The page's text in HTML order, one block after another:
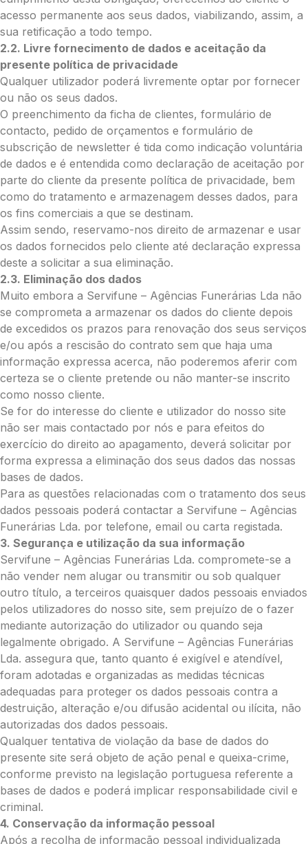
Envie Flores
Maria da Conceição
Neste formulário, a nossa equipa entrará
em contacto para encontrar a melhor
forma de pagamento.
O que deseja enviar?
Ramo de Flores
Palma
Cruz
Coração
Coroa
Ramo de Flores:
Opção 1 (€25)
Opção 2 (€30)
Opção 3 (€35)
Opção 4 (€40)
Opção 5 (€45)
Opção 6 (€50)
Opção 7 (€55)
Opção 8 (€55)
Opção 9 (€65)
Palma:
Pequena (€85)
Média (€100)
Grande (€115)
Cruz:
Pequena (€85)
Média (€100)
Grande (€115)
Coração:
Pequena (€85)
Média (€100)
Grande (€115)
Coroa:
Mini (€75)
Pequena (€85)
Média (€100)
Grande (€115)
O seu nome*
Contacto telefónico
O seu email*
acesso permanente aos seus dados, viabilizando, assim, a
sua retificação a todo tempo.
2.2. Livre fornecimento de dados e aceitação da
presente política de privacidade
Qualquer utilizador poderá livremente optar por fornecer
ou não os seus dados.
O preenchimento da ficha de clientes, formulário de
contacto, pedido de orçamentos e formulário de
subscrição de newsletter é tida como indicação voluntária
de dados e é entendida como declaração de aceitação por
parte do cliente da presente política de privacidade, bem
como do tratamento e armazenagem desses dados, para
os fins comerciais a que se destinam.
Assim sendo, reservamo-nos direito de armazenar e usar
os dados fornecidos pelo cliente até declaração expressa
deste a solicitar a sua eliminação.
2.3. Eliminação dos dados
Muito embora a Servifune – Agências Funerárias Lda não
se comprometa a armazenar os dados do cliente depois
de excedidos os prazos para renovação dos seus serviços
e/ou após a rescisão do contrato sem que haja uma
informação expressa acerca, não poderemos aferir com
certeza se o cliente pretende ou não manter-se inscrito
como nosso cliente.
Se for do interesse do cliente e utilizador do nosso site
não ser mais contactado por nós e para efeitos do
exercício do direito ao apagamento, deverá solicitar por
forma expressa a eliminação dos seus dados das nossas
bases de dados.
Para as questões relacionadas com o tratamento dos seus
dados pessoais poderá contactar a Servifune – Agências
Funerárias Lda. por telefone, email ou carta registada.
3. Segurança e utilização da sua informação
Servifune – Agências Funerárias Lda. compromete-se a
não vender nem alugar ou transmitir ou sob qualquer
outro título, a terceiros quaisquer dados pessoais enviados
pelos utilizadores do nosso site, sem prejuízo de o fazer
mediante autorização do utilizador ou quando seja
legalmente obrigado. A Servifune – Agências Funerárias
Lda. assegura que, tanto quanto é exigível e atendível,
foram adotadas e organizadas as medidas técnicas
adequadas para proteger os dados pessoais contra a
destruição, alteração e/ou difusão acidental ou ilícita, não
autorizadas dos dados pessoais.
Qualquer tentativa de violação da base de dados do
presente site será objeto de ação penal e queixa-crime,
conforme previsto na legislação portuguesa referente a
bases de dados e poderá implicar responsabilidade civil e
criminal.
4. Conservação da informação pessoal
Após a recolha de informação pessoal individualizada